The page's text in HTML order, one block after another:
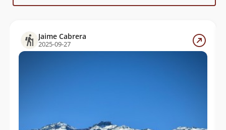
Jaime Cabrera
2025-09-27